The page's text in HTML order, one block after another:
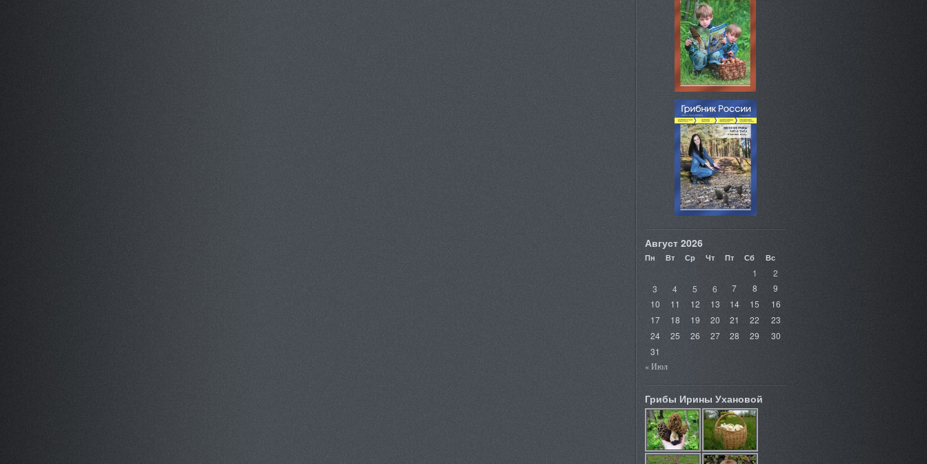
Август 2026
Пн Вт Ср Чт Пт Сб Вс
1
2
3
4 5 6 7 8
9
10
11 12 13 14 15
16
17
18 19 20 21 22
23
24
25 26 27 28 29
30
31
« Июл
Грибы Ирины Ухановой